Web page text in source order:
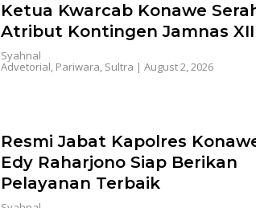
Ketua Kwarcab Konawe
Atribut Kontingen Jamnas XII
Syahnal
Advetorial, Pariwara, Sultra |August 2, 2026
Resmi Jabat Kapolres
Edy Raharjono Siap Berikan
Pelayanan Terbaik